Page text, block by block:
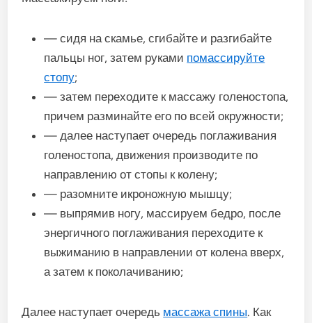
— сидя на скамье, сгибайте и разгибайте
пальцы ног, затем руками помассируйте
стопу;
— затем переходите к массажу голеностопа,
причем разминайте его по всей окружности;
— далее наступает очередь поглаживания
голеностопа, движения производите по
направлению от стопы к колену;
— разомните икроножную мышцу;
— выпрямив ногу, массируем бедро, после
энергичного поглаживания переходите к
выжиманию в направлении от колена вверх,
а затем к поколачиванию;
Далее наступает очередь массажа спины. Как